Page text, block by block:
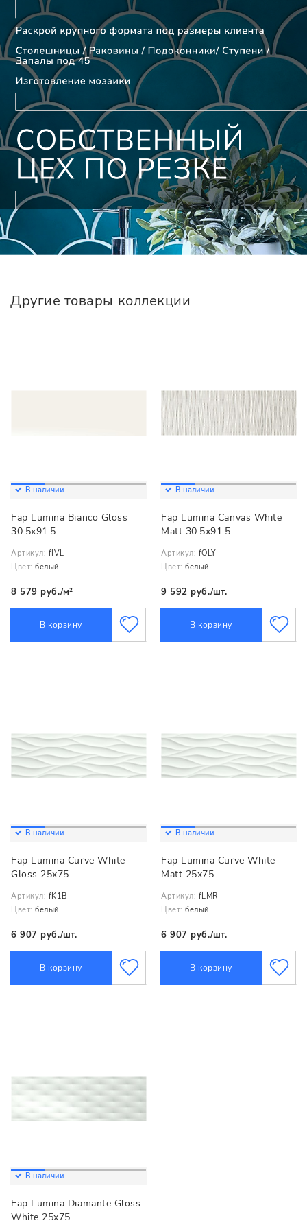
Другие товары коллекции
В наличии
Fap Lumina Bianco Gloss
30.5x91.5
Артикул: fIVL
Цвет: белый
8 579 руб./м²
В корзину
В наличии
Fap Lumina Canvas White
Matt 30.5x91.5
Артикул: fOLY
Цвет: белый
9 592 руб./шт.
В корзину
В наличии
Fap Lumina Curve White
Gloss 25x75
Артикул: fK1B
Цвет: белый
6 907 руб./шт.
В корзину
В наличии
Fap Lumina Curve White
Matt 25x75
Артикул: fLMR
Цвет: белый
6 907 руб./шт.
В корзину
В наличии
Fap Lumina Diamante Gloss
White 25x75